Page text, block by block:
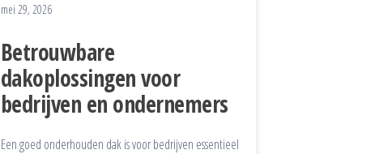
mei 29, 2026
Betrouwbare
dakoplossingen voor
bedrijven en ondernemers
Een goed onderhouden dak is voor bedrijven essentieel